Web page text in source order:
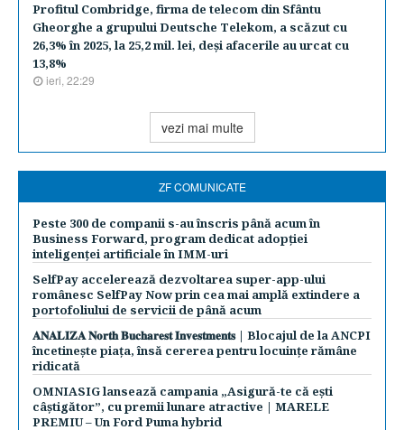
Profitul Combridge, firma de telecom din Sfântu
Gheorghe a grupului Deutsche Telekom, a scăzut cu
26,3% în 2025, la 25,2 mil. lei, deşi afacerile au urcat cu
13,8%
ieri, 22:29
vezi mai multe
ZF COMUNICATE
Peste 300 de companii s-au înscris până acum în
Business Forward, program dedicat adopției
inteligenței artificiale în IMM-uri
SelfPay accelerează dezvoltarea super-app-ului
românesc SelfPay Now prin cea mai amplă extindere a
portofoliului de servicii de până acum
𝐀𝐍𝐀𝐋𝐈𝐙𝐀 𝐍𝐨𝐫𝐭𝐡 𝐁𝐮𝐜𝐡𝐚𝐫𝐞𝐬𝐭 𝐈𝐧𝐯𝐞𝐬𝐭𝐦𝐞𝐧𝐭𝐬 | Blocajul de la ANCPI
încetinește piața, însă cererea pentru locuințe rămâne
ridicată
OMNIASIG lansează campania „Asigură-te că ești
câștigător”, cu premii lunare atractive | MARELE
PREMIU – Un Ford Puma hybrid